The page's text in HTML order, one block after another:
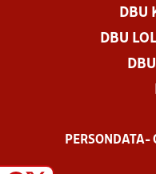
DBU
DBU
PERSONDATA-